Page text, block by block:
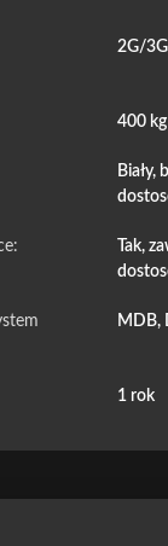
2G/
400
Biały,
Tak,
MDB,
1 rok